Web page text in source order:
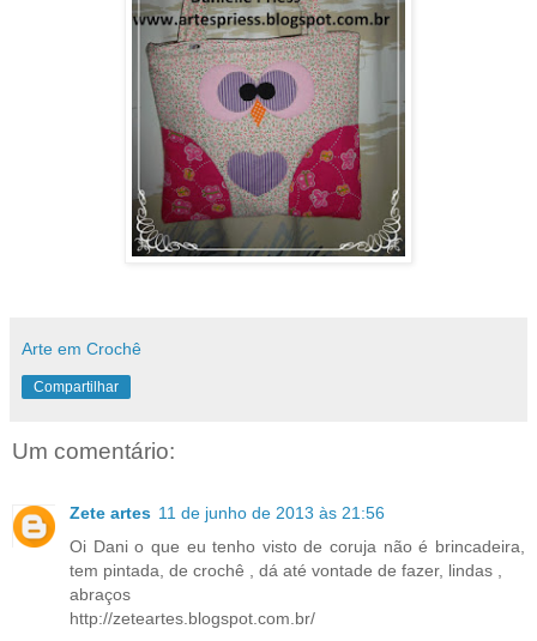
Arte em Crochê
Compartilhar
Um comentário:
Zete artes 11 de junho de 2013 às 21:56
Oi Dani o que eu tenho visto de coruja não é brincadeira,
tem pintada, de crochê , dá até vontade de fazer, lindas ,
abraços
http://zeteartes.blogspot.com.br/